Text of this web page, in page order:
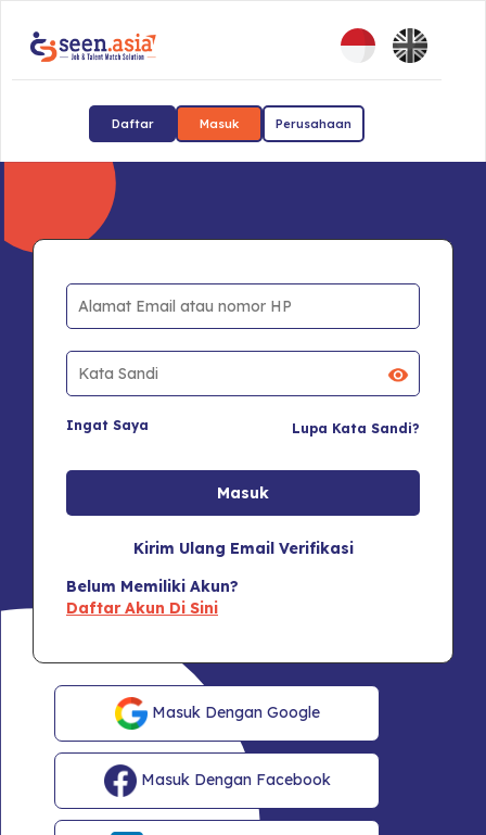
Daftar Masuk Perusahaan
Ingat Saya Lupa Kata Sandi?
Kirim Ulang Email Verifikasi
Belum Memiliki Akun?
Daftar Akun Di Sini
Masuk Dengan Google
Masuk Dengan Facebook